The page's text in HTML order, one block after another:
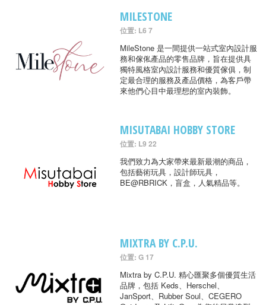
MILESTONE
位置: L6 7
MileStone 是一間提供一站式室內設計服
務和傢俬產品的零售品牌，旨在提供具
獨特風格室內設計服務和優質傢俱，制
定最合理的服務及產品價格，為客戶帶
來他們心目中最理想的室內裝飾。
MISUTABAI HOBBY STORE
位置: L9 22
我們致力為大家帶來最新最潮的商品，
包括藝術玩具，設計師玩具，
BE@RBRICK，盲盒，人氣精品等。
MIXTRA BY C.P.U.
位置: G 17
Mixtra by C.P.U. 精心匯聚多個優質生活
品牌，包括 Keds、Herschel、
JanSport、Rubber Soul、CEGERO